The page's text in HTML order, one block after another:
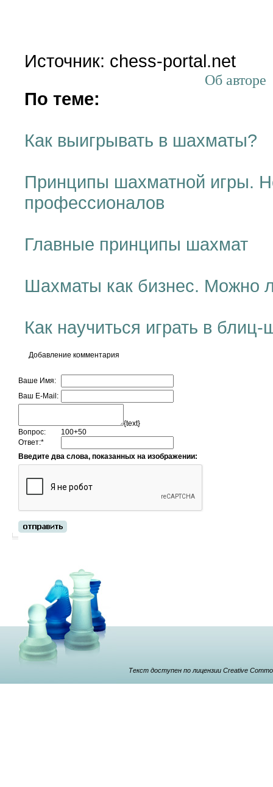
Источник: chess-portal.net
Об авторе
По теме:
Как выигрывать в шахматы?
Принципы шахматной игры.
профессионалов
Главные принципы шахмат
Шахматы как бизнес. Можно
Как научиться играть в
Добавление комментария
Ваше Имя:
Ваш E-Mail:
{text}
Вопрос:
100+50
Ответ:*
Введите два слова, показанных на изображении:
Текст доступен по лицензии Creative